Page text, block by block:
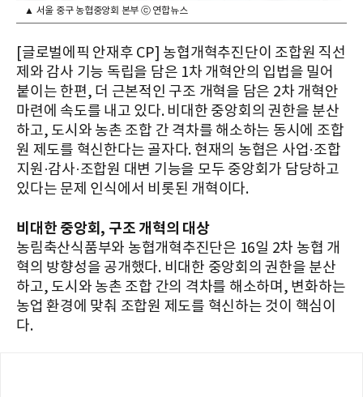
▲ 서울 중구 농협중앙회 본부 ⓒ 연합뉴스
[글로벌에픽 안재후 CP] 농협개혁추진단이 조합원 직선
제와 감사 기능 독립을 담은 1차 개혁안의 입법을 밀어
붙이는 한편, 더 근본적인 구조 개혁을 담은 2차 개혁안
마련에 속도를 내고 있다. 비대한 중앙회의 권한을 분산
하고, 도시와 농촌 조합 간 격차를 해소하는 동시에 조합
원 제도를 혁신한다는 골자다. 현재의 농협은 사업·조합
지원·감사·조합원 대변 기능을 모두 중앙회가 담당하고
있다는 문제 인식에서 비롯된 개혁이다.
비대한 중앙회, 구조 개혁의 대상
농림축산식품부와 농협개혁추진단은 16일 2차 농협 개
혁의 방향성을 공개했다. 비대한 중앙회의 권한을 분산
하고, 도시와 농촌 조합 간의 격차를 해소하며, 변화하는
농업 환경에 맞춰 조합원 제도를 혁신하는 것이 핵심이
다.